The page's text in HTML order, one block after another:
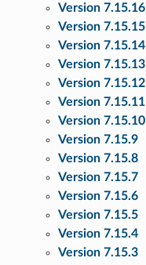
Version 7.15.16
Version 7.15.15
Version 7.15.14
Version 7.15.13
Version 7.15.12
Version 7.15.11
Version 7.15.10
Version 7.15.9
Version 7.15.8
Version 7.15.7
Version 7.15.6
Version 7.15.5
Version 7.15.4
Version 7.15.3